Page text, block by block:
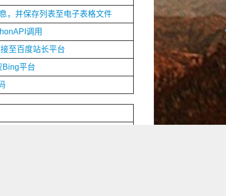
，并保存列表至电子表格文件
调用
至百度站长平台
Bing平台